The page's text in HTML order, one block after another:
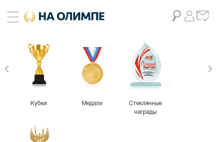
Кубки Медали
Стеклянные
награды